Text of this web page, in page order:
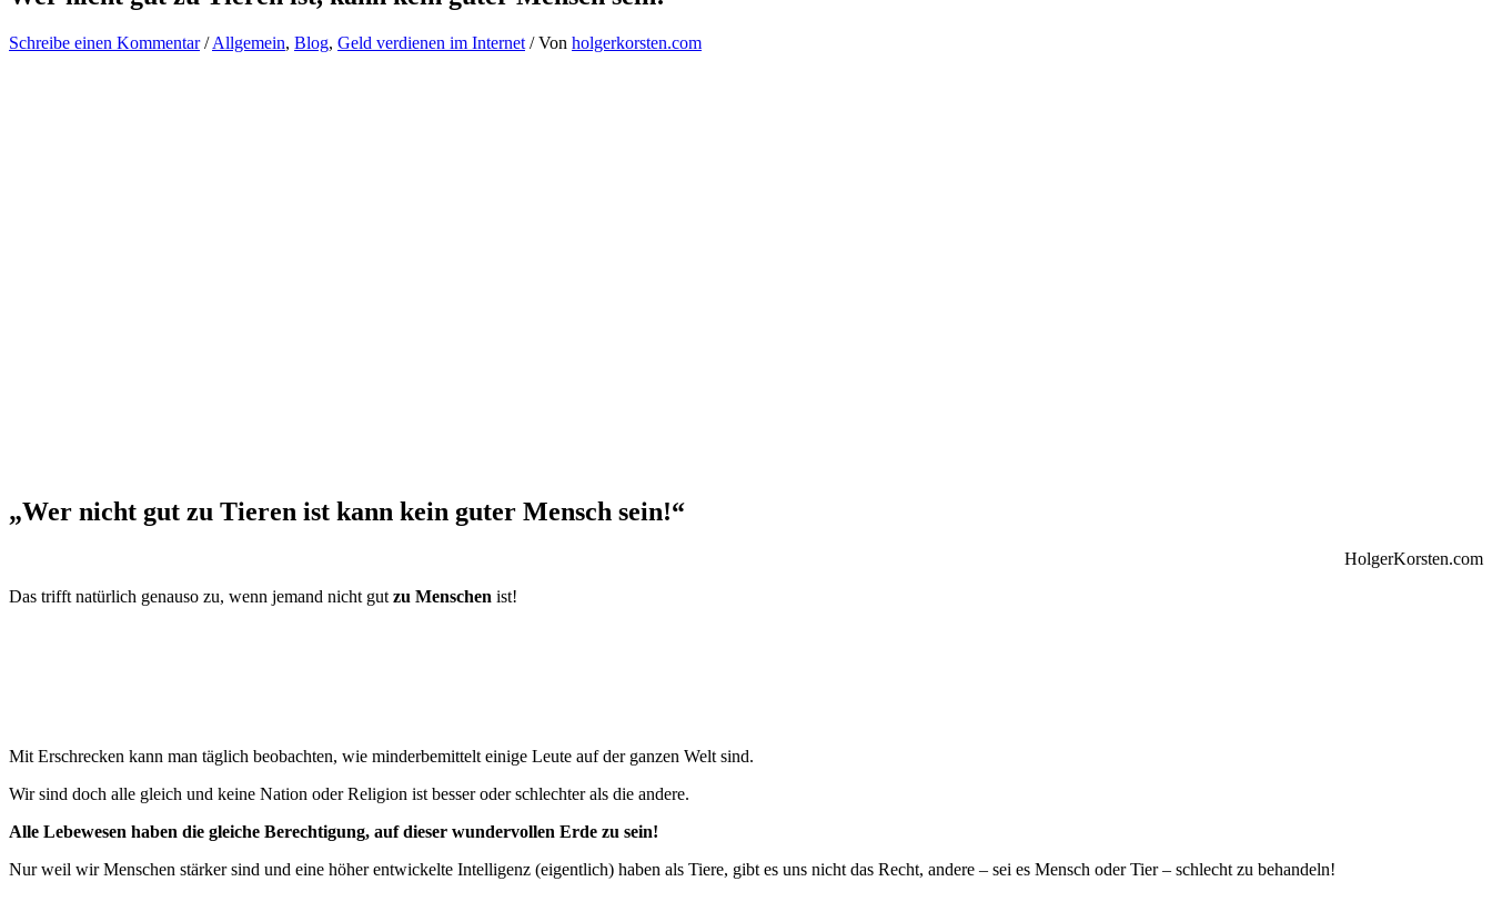
Schreibe einen Kommentar /Allgemein, Blog, Geld verdienen im Internet / Von holgerkorsten.com
„Wer nicht gut zu Tieren ist kann kein guter Mensch sein!“
HolgerKorsten.com
Das trifft natürlich genauso zu, wenn jemand nicht gut zu Menschen ist!
Mit Erschrecken kann man täglich beobachten, wie minderbemittelt einige Leute auf der ganzen Welt sind.
Wir sind doch alle gleich und keine Nation oder Religion ist besser oder schlechter als die andere.
Alle Lebewesen haben die gleiche Berechtigung, auf dieser wundervollen Erde zu sein!
Nur weil wir Menschen stärker sind und eine höher entwickelte Intelligenz (eigentlich) haben als Tiere, gibt es uns nicht das Recht, andere – sei es Mensch oder Tier – schlecht zu behandeln!